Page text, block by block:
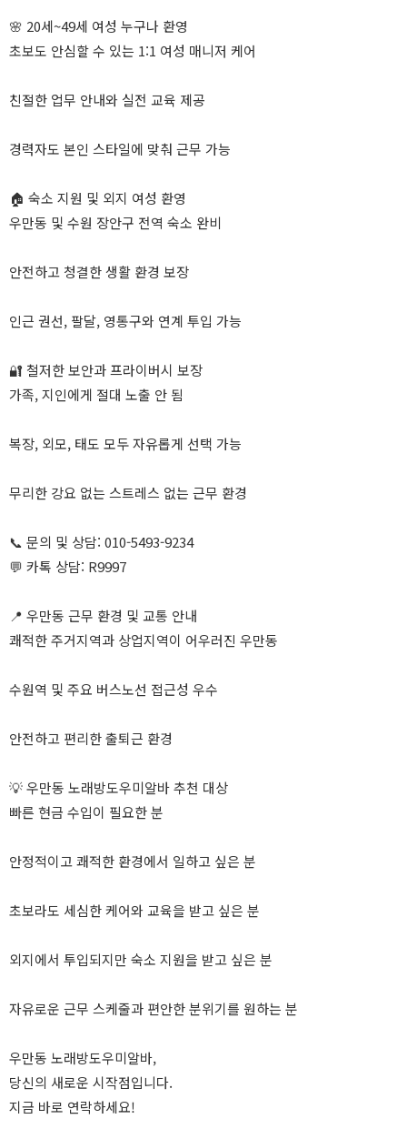
🌸 20세~49세 여성 누구나 환영
초보도 안심할 수 있는 1:1 여성 매니저 케어
친절한 업무 안내와 실전 교육 제공
경력자도 본인 스타일에 맞춰 근무 가능
🏠 숙소 지원 및 외지 여성 환영
우만동 및 수원 장안구 전역 숙소 완비
안전하고 청결한 생활 환경 보장
인근 권선, 팔달, 영통구와 연계 투입 가능
🔐 철저한 보안과 프라이버시 보장
가족, 지인에게 절대 노출 안 됨
복장, 외모, 태도 모두 자유롭게 선택 가능
무리한 강요 없는 스트레스 없는 근무 환경
📞 문의 및 상담: 010-5493-9234
💬 카톡 상담: R9997
📍 우만동 근무 환경 및 교통 안내
쾌적한 주거지역과 상업지역이 어우러진 우만동
수원역 및 주요 버스노선 접근성 우수
안전하고 편리한 출퇴근 환경
💡 우만동 노래방도우미알바 추천 대상
빠른 현금 수입이 필요한 분
안정적이고 쾌적한 환경에서 일하고 싶은 분
초보라도 세심한 케어와 교육을 받고 싶은 분
외지에서 투입되지만 숙소 지원을 받고 싶은 분
자유로운 근무 스케줄과 편안한 분위기를 원하는 분
우만동 노래방도우미알바,
당신의 새로운 시작점입니다.
지금 바로 연락하세요!